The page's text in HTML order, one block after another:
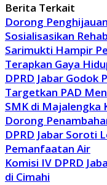
Berita Terkait
Dorong
Sosialisasikan
Sarimukti Hampir
Terapkan Gaya
DPRD Jabar Godok
Targetkan PAD
SMK di Majalengka
Dorong
DPRD Jabar Soroti
Pemanfaatan Air
Komisi IV DPRD
di Cimahi